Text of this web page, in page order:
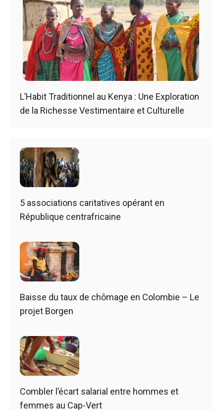
L’Habit Traditionnel au Kenya : Une Exploration
de la Richesse Vestimentaire et Culturelle
5 associations caritatives opérant en
République centrafricaine
Baisse du taux de chômage en Colombie – Le
projet Borgen
Combler l’écart salarial entre hommes et
femmes au Cap-Vert